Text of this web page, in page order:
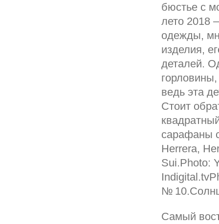
бюстье с
лето 2018
одежды,
изделия,
деталей.
ведь эта
Стоит
сарафаны
Herrera,
Sui.Photo:
№
Самый